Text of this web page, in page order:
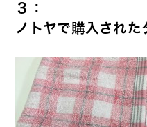
３：
ノトヤで購入され